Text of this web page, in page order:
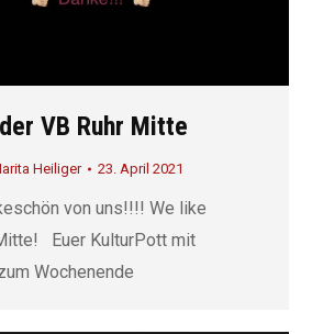
VB Ruhr Mitte
Heiliger 23. April 2021
von uns!!!! We like
Euer KulturPott mit
Wochenende